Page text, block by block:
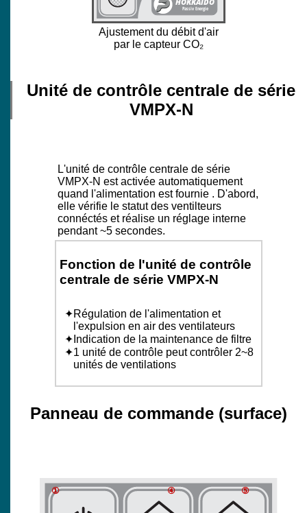
Ajustement du débit d'air
par le capteur CO₂
Unité de contrôle centrale de série
VMPX-N
L'unité de contrôle centrale de série
VMPX-N est activée automatiquement
quand l'alimentation est fournie . D'abord,
elle vérifie le statut des ventilteurs
connéctés et réalise un réglage interne
pendant ~5 secondes.
Fonction de l'unité de contrôle
centrale de série VMPX-N
Régulation de l'alimentation et
l'expulsion en air des ventilateurs
Indication de la maintenance de filtre
1 unité de contrôle peut contrôler 2~8
unités de ventilations
Panneau de commande (surface)
① ④ ⑤